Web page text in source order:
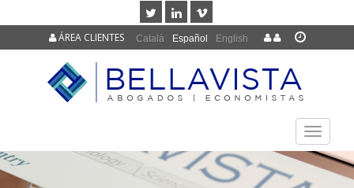
Català Español English
ÁREA CLIENTES
TOGGLE